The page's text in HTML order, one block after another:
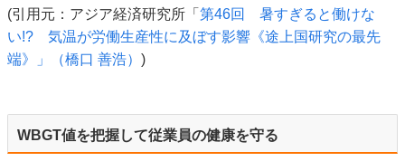
(引用元：アジア経済研究所「 第46回 暑すぎると働けな
い!? 気温が労働生産性に及ぼす影響《途上国研究の最先
端》」（橋口 善浩） )
WBGT値を把握して従業員の健康を守る